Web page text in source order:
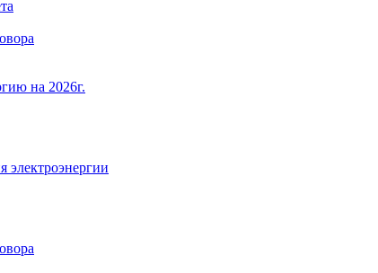
на 2026г.
электроэнергии